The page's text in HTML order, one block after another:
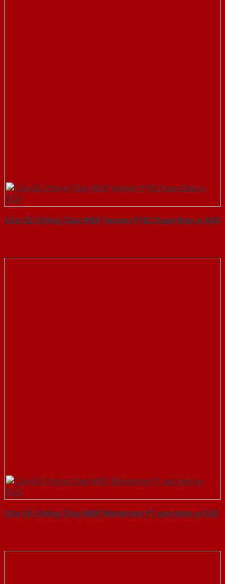
Cửa Gỗ Chống Cháy MDF Veneer P1R2 Xoan Đào-a-SGD
Cửa Gỗ Chống Cháy MDF Melamine P1 van kem-a-SGD